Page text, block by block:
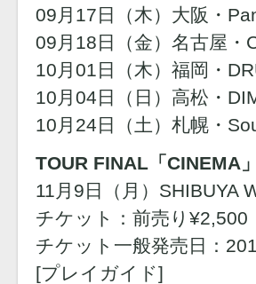
09月17日（木）大阪・
09月18日（金）名古屋・
10月01日（木）福岡・
10月04日（日）高松・
10月24日（土）札幌・
TOUR FINAL「CINEMA」
11月9日（月）SHIBUYA
チケット：前売り¥2,500
チケット一般発売日：
[プレイガイド]